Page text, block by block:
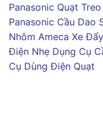
Panasonic Quạt
Panasonic Cầu Dao
Nhôm Ameca Xe
Điện Nhẹ Dụng Cụ
Cụ Dùng Điện Quạt